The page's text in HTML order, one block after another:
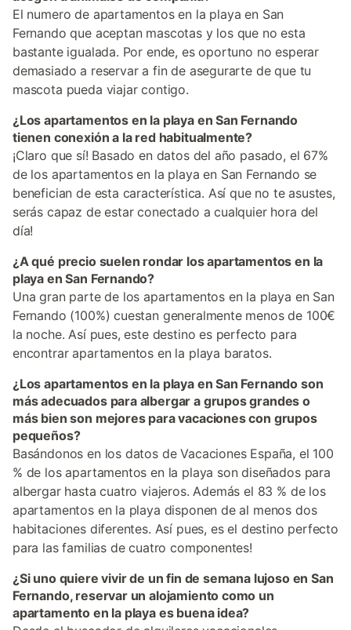
El numero de apartamentos en la playa en San
Fernando que aceptan mascotas y los que no esta
bastante igualada. Por ende, es oportuno no esperar
demasiado a reservar a fin de asegurarte de que tu
mascota pueda viajar contigo.
¿Los apartamentos en la playa en San Fernando
tienen conexión a la red habitualmente?
¡Claro que sí! Basado en datos del año pasado, el 67%
de los apartamentos en la playa en San Fernando se
benefician de esta característica. Así que no te asustes,
serás capaz de estar conectado a cualquier hora del
día!
¿A qué precio suelen rondar los apartamentos en la
playa en San Fernando?
Una gran parte de los apartamentos en la playa en San
Fernando (100%) cuestan generalmente menos de 100€
la noche. Así pues, este destino es perfecto para
encontrar apartamentos en la playa baratos.
¿Los apartamentos en la playa en San Fernando son
más adecuados para albergar a grupos grandes o
más bien son mejores para vacaciones con grupos
pequeños?
Basándonos en los datos de Vacaciones España, el 100
% de los apartamentos en la playa son diseñados para
albergar hasta cuatro viajeros. Además el 83 % de los
apartamentos en la playa disponen de al menos dos
habitaciones diferentes. Así pues, es el destino perfecto
para las familias de cuatro componentes!
¿Si uno quiere vivir de un fin de semana lujoso en San
Fernando, reservar un alojamiento como un
apartamento en la playa es buena idea?